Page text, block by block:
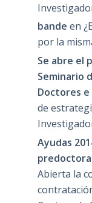
bande en
por la
Se abre el
Seminario
Doctores
de
Ayudas
Abierta la